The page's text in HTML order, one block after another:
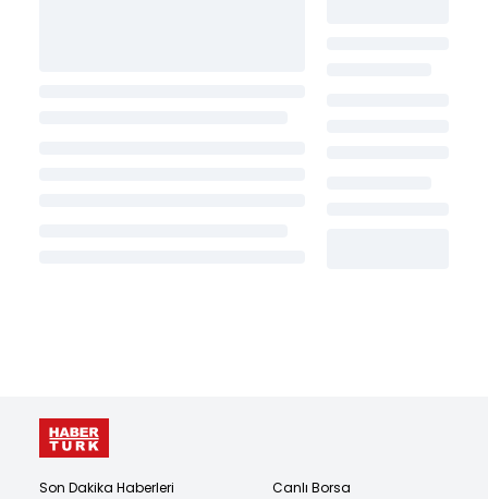
Son Dakika Haberleri
Canlı Borsa